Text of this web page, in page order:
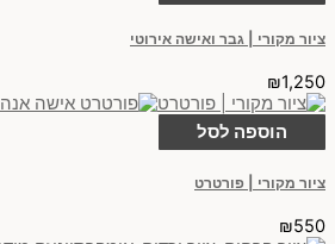
ציור מקורי | גבר ואישה אירוטי
₪1,250
הוספה לסל
ציור מקורי | פורטרט
₪550